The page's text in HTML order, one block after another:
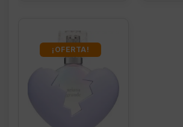
¡OFERTA!